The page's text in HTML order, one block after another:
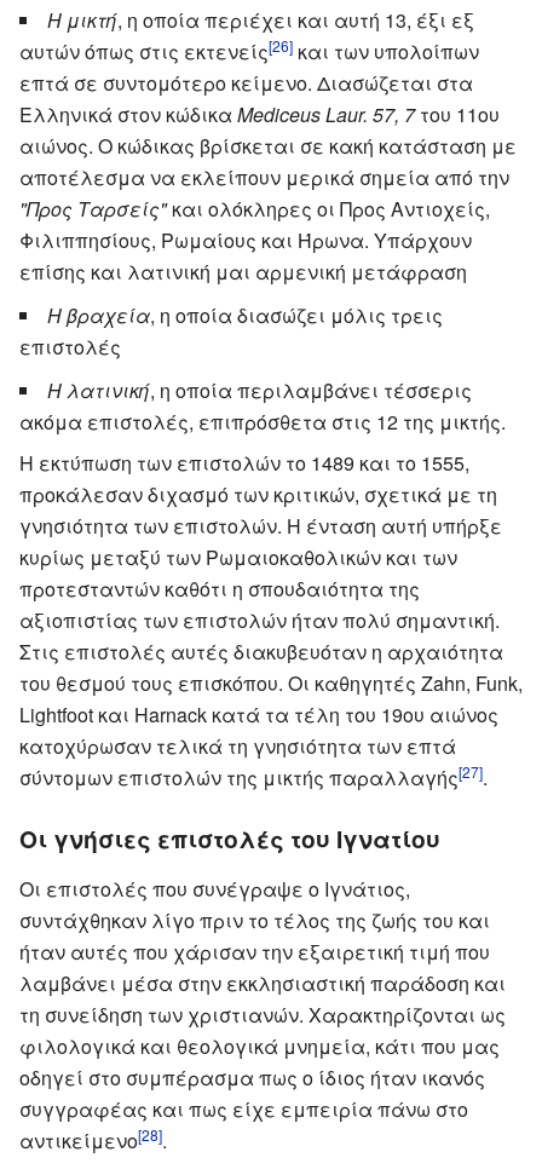
Η μικτή, η οποία περιέχει και αυτή 13, έξι εξ
αυτών όπως στις εκτενείς[26] και των υπολοίπων
επτά σε συντομότερο κείμενο. Διασώζεται στα
Ελληνικά στον κώδικα Mediceus Laur. 57, 7του 11ου
αιώνος. Ο κώδικας βρίσκεται σε κακή κατάσταση με
αποτέλεσμα να εκλείπουν μερικά σημεία από την
"Προς Ταρσείς"και ολόκληρες οι Προς Αντιοχείς,
Φιλιππησίους, Ρωμαίους και Ήρωνα. Υπάρχουν
επίσης και λατινική μαι αρμενική μετάφραση
Η βραχεία, η οποία διασώζει μόλις τρεις
επιστολές
Η λατινική, η οποία περιλαμβάνει τέσσερις
ακόμα επιστολές, επιπρόσθετα στις 12 της μικτής.
Η εκτύπωση των επιστολών το 1489 και το 1555,
προκάλεσαν διχασμό των κριτικών, σχετικά με τη
γνησιότητα των επιστολών. Η ένταση αυτή υπήρξε
κυρίως μεταξύ των Ρωμαιοκαθολικών και των
προτεσταντών καθότι η σπουδαιότητα της
αξιοπιστίας των επιστολών ήταν πολύ σημαντική.
Στις επιστολές αυτές διακυβευόταν η αρχαιότητα
του θεσμού τους επισκόπου. Οι καθηγητές Zahn, Funk,
Lightfoot και Harnack κατά τα τέλη του 19ου αιώνος
κατοχύρωσαν τελικά τη γνησιότητα των επτά
σύντομων επιστολών της μικτής παραλλαγής[27].
Οι γνήσιες επιστολές του Ιγνατίου
Οι επιστολές που συνέγραψε ο Ιγνάτιος,
συντάχθηκαν λίγο πριν το τέλος της ζωής του και
ήταν αυτές που χάρισαν την εξαιρετική τιμή που
λαμβάνει μέσα στην εκκλησιαστική παράδοση και
τη συνείδηση των χριστιανών. Χαρακτηρίζονται ως
φιλολογικά και θεολογικά μνημεία, κάτι που μας
οδηγεί στο συμπέρασμα πως ο ίδιος ήταν ικανός
συγγραφέας και πως είχε εμπειρία πάνω στο
αντικείμενο[28].